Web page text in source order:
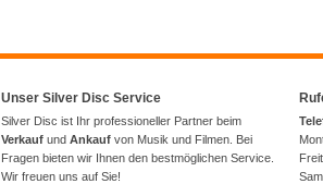
Unser Silver Disc Service
Silver Disc ist Ihr professioneller Partner beim
Verkauf und Ankauf von Musik und Filmen. Bei
Fragen bieten wir Ihnen den bestmöglichen Service.
Wir freuen uns auf Sie!